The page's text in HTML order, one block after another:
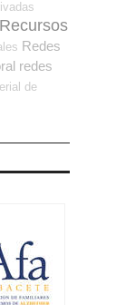
Recursos
Redes
redes
de